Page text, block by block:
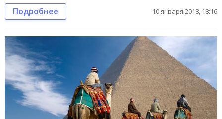
Подробнее 10 января 2018, 18:16